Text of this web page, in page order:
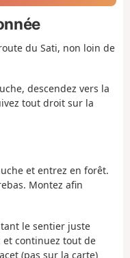
du Sati, non loin de
descendez vers la
tout droit sur la
et entrez en forêt.
Montez afin
le sentier juste
et continuez tout de
(pas sur la carte)